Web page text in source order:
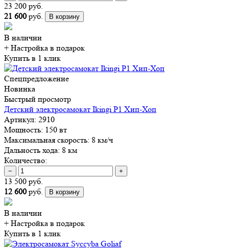
23 200 руб.
21 600 руб. В корзину
В наличии
+ Настройка в подарок
Купить в 1 клик
Спецпредложение
Новинка
Быстрый просмотр
Детский электросамокат Ikingi P1 Хип-Хоп
Артикул: 2910
Мощность: 150 вт
Максимальная скорость: 8 км/ч
Дальность хода: 8 км
Количество:
− +
13 500 руб.
12 600 руб. В корзину
В наличии
+ Настройка в подарок
Купить в 1 клик